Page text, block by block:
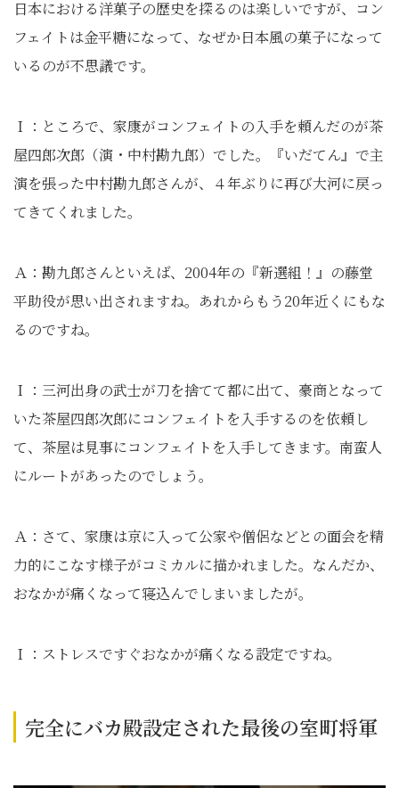
日本における洋菓子の歴史を探るのは楽しいですが、コン
フェイトは金平糖になって、なぜか日本風の菓子になって
いるのが不思議です。
Ｉ：ところで、家康がコンフェイトの入手を頼んだのが茶
屋四郎次郎（演・中村勘九郎）でした。『いだてん』で主
演を張った中村勘九郎さんが、４年ぶりに再び大河に戻っ
てきてくれました。
Ａ：勘九郎さんといえば、2004年の『新選組！』の藤堂
平助役が思い出されますね。あれからもう20年近くにもな
るのですね。
Ｉ：三河出身の武士が刀を捨てて都に出て、豪商となって
いた茶屋四郎次郎にコンフェイトを入手するのを依頼し
て、茶屋は見事にコンフェイトを入手してきます。南蛮人
にルートがあったのでしょう。
Ａ：さて、家康は京に入って公家や僧侶などとの面会を精
力的にこなす様子がコミカルに描かれました。なんだか、
おなかが痛くなって寝込んでしまいましたが。
Ｉ：ストレスですぐおなかが痛くなる設定ですね。
完全にバカ殿設定された最後の室町将軍